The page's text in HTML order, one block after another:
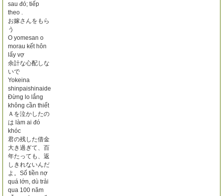
sau đó; tiếp
theo .
お嫁さんをもら
う
O yomesan o
morau kết hôn
lấy vợ
余計な心配しな
いで
Yokeina
shinpaishinaide
Đừng lo lắng
không cần thiết
Ａを泣かしたの
は làm ai đó
khóc
君の残した借金
大き過ぎて、百
年たっても、返
しきれないんだ
よ。Số tiền nợ
quá lớn, dù trải
qua 100 năm